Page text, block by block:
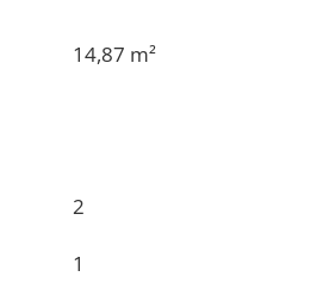
14,87 m²
2
1